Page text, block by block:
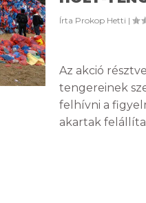
Írta Prokop Hetti |
Az akció
tengereinek
felhívni a
akartak